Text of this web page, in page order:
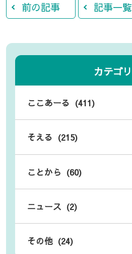
前の記事 記事一覧
カテゴリ
ここあーる (411)
そえる (215)
ことから (60)
ニュース (2)
その他 (24)